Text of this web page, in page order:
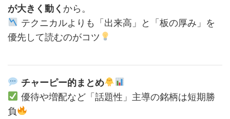
が大きく動く から。
テクニカルよりも「出来高」と「板の厚み」を
優先して読むのがコツ
チャーピー的まとめ
優待や増配など「話題性」主導の銘柄は短期勝
負